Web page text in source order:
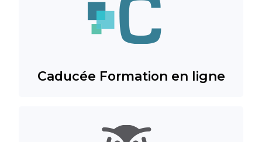
Caducée Formation en ligne